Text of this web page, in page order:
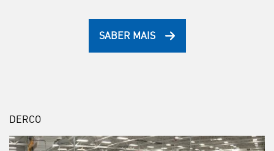
SABER MAIS
DERCO